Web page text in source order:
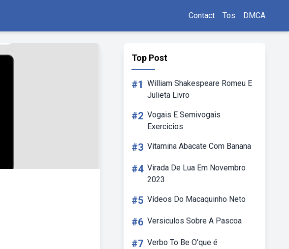
Contact Tos DMCA
Top Post
#1 William Shakespeare Romeu E
Julieta Livro
#2 Vogais E Semivogais
Exercicios
#3 Vitamina Abacate Com Banana
#4 Virada De Lua Em Novembro
2023
#5 Vídeos Do Macaquinho Neto
#6 Versiculos Sobre A Pascoa
#7 Verbo To Be O'que é